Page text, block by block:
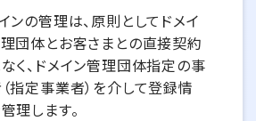
ンの管理は、原則としてドメイ
団体とお客さまとの直接契約
く、ドメイン管理団体指定の事
指定事業者）を介して登録情
理します。